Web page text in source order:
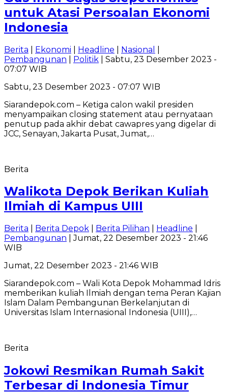
untuk Atasi Persoalan Ekonomi
Indonesia
Berita Ekonomi Headline Nasional
Pembangunan
Politik | Sabtu, 23 Desember 2023 -
07:07 WIB
Sabtu, 23 Desember 2023 - 07:07 WIB
Siarandepok.com – Ketiga calon wakil presiden
menyampaikan closing statement atau pernyataan
penutup pada akhir debat cawapres yang digelar di
JCC, Senayan, Jakarta Pusat, Jumat,…
Berita
Walikota Depok Berikan Kuliah
Ilmiah di Kampus UIII
Berita Berita Depok Berita Pilihan Headline
Pembangunan | Jumat, 22 Desember 2023 - 21:46
WIB
Jumat, 22 Desember 2023 - 21:46 WIB
Siarandepok.com – Wali Kota Depok Mohammad Idris
memberikan kuliah Ilmiah dengan tema Peran Kajian
Islam Dalam Pembangunan Berkelanjutan di
Universitas Islam Internasional Indonesia (UIII),…
Berita
Jokowi Resmikan Rumah Sakit
Terbesar di Indonesia Timur